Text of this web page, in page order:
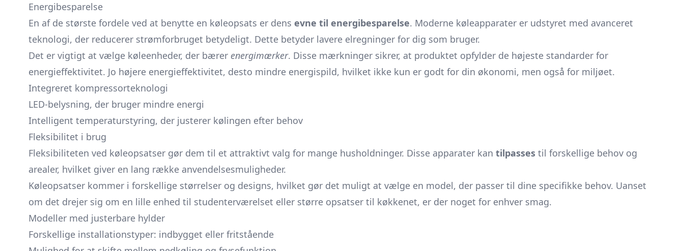
Energibesparelse
En af de største fordele ved at benytte en køleopsats er dens evne til energibesparelse. Moderne køleapparater er udstyret med avanceret
teknologi, der reducerer strømforbruget betydeligt. Dette betyder lavere elregninger for dig som bruger.
Det er vigtigt at vælge køleenheder, der bærer energimærker. Disse mærkninger sikrer, at produktet opfylder de højeste standarder for
energieffektivitet. Jo højere energieffektivitet, desto mindre energispild, hvilket ikke kun er godt for din økonomi, men også for miljøet.
Integreret kompressorteknologi
LED-belysning, der bruger mindre energi
Intelligent temperaturstyring, der justerer kølingen efter behov
Fleksibilitet i brug
Fleksibiliteten ved køleopsatser gør dem til et attraktivt valg for mange husholdninger. Disse apparater kan tilpasses til forskellige behov og
arealer, hvilket giver en lang række anvendelsesmuligheder.
Køleopsatser kommer i forskellige størrelser og designs, hvilket gør det muligt at vælge en model, der passer til dine specifikke behov. Uanset
om det drejer sig om en lille enhed til studenterværelset eller større opsatser til køkkenet, er der noget for enhver smag.
Modeller med justerbare hylder
Forskellige installationstyper: indbygget eller fritstående